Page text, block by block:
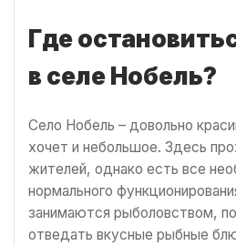
Где
в селе
Село Нобель – довольно
хочет и небольшое. Здесь
жителей, однако есть все
нормального
занимаются рыболовством,
отведать вкусные рыбные